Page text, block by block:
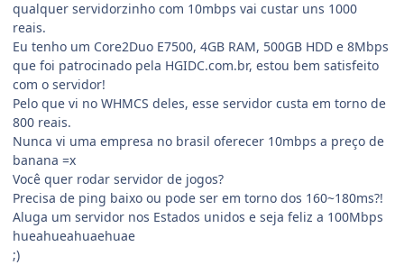
qualquer servidorzinho com 10mbps vai custar uns 1000
reais.
Eu tenho um Core2Duo E7500, 4GB RAM, 500GB HDD e 8Mbps
que foi patrocinado pela HGIDC.com.br, estou bem satisfeito
com o servidor!
Pelo que vi no WHMCS deles, esse servidor custa em torno de
800 reais.
Nunca vi uma empresa no brasil oferecer 10mbps a preço de
banana =x
Você quer rodar servidor de jogos?
Precisa de ping baixo ou pode ser em torno dos 160~180ms?!
Aluga um servidor nos Estados unidos e seja feliz a 100Mbps
hueahueahuaehuae
;)